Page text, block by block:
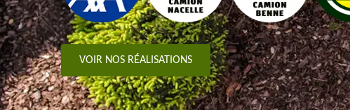
VOIR NOS RÉALISATIONS